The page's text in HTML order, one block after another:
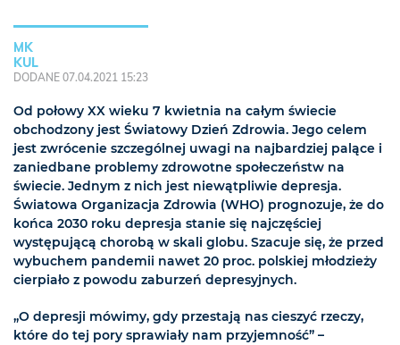
MK
KUL
DODANE 07.04.2021 15:23
Od połowy XX wieku 7 kwietnia na całym świecie
obchodzony jest Światowy Dzień Zdrowia. Jego celem
jest zwrócenie szczególnej uwagi na najbardziej palące i
zaniedbane problemy zdrowotne społeczeństw na
świecie. Jednym z nich jest niewątpliwie depresja.
Światowa Organizacja Zdrowia (WHO) prognozuje, że do
końca 2030 roku depresja stanie się najczęściej
występującą chorobą w skali globu. Szacuje się, że przed
wybuchem pandemii nawet 20 proc. polskiej młodzieży
cierpiało z powodu zaburzeń depresyjnych.
„O depresji mówimy, gdy przestają nas cieszyć rzeczy,
które do tej pory sprawiały nam przyjemność” –